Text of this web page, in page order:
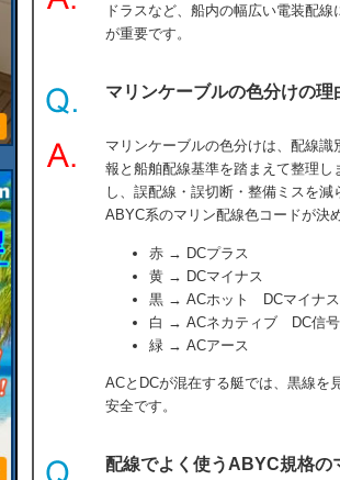
ドラスなど、船内の幅広い電装配
が重要です。
マリンケーブルの色分けの理
マリンケーブルの色分けは、配線
報と船舶配線基準を踏まえて整理
し、誤配線・誤切断・整備ミスを
ABYC系のマリン配線色コードが決
赤 → DCプラス
黄 → DCマイナス
黒 → ACホット DCマイナス
白 → ACネカティブ DC信号
緑 → ACアース
ACとDCが混在する艇では、黒線を
安全です。
配線でよく使うABYC規格の